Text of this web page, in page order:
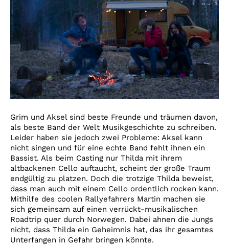
Grim und Aksel sind beste Freunde und träumen davon,
als beste Band der Welt Musikgeschichte zu schreiben.
Leider haben sie jedoch zwei Probleme: Aksel kann
nicht singen und für eine echte Band fehlt ihnen ein
Bassist. Als beim Casting nur Thilda mit ihrem
altbackenen Cello auftaucht, scheint der große Traum
endgültig zu platzen. Doch die trotzige Thilda beweist,
dass man auch mit einem Cello ordentlich rocken kann.
Mithilfe des coolen Rallyefahrers Martin machen sie
sich gemeinsam auf einen verrückt-musikalischen
Roadtrip quer durch Norwegen. Dabei ahnen die Jungs
nicht, dass Thilda ein Geheimnis hat, das ihr gesamtes
Unterfangen in Gefahr bringen könnte.